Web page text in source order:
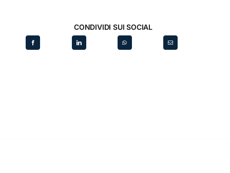
CONDIVIDI SUI SOCIAL